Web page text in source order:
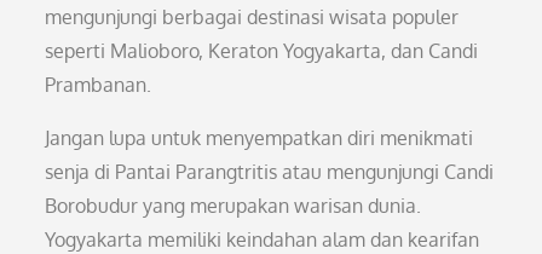
mengunjungi berbagai destinasi wisata populer
seperti Malioboro, Keraton Yogyakarta, dan Candi
Prambanan.
Jangan lupa untuk menyempatkan diri menikmati
senja di Pantai Parangtritis atau mengunjungi Candi
Borobudur yang merupakan warisan dunia.
Yogyakarta memiliki keindahan alam dan kearifan